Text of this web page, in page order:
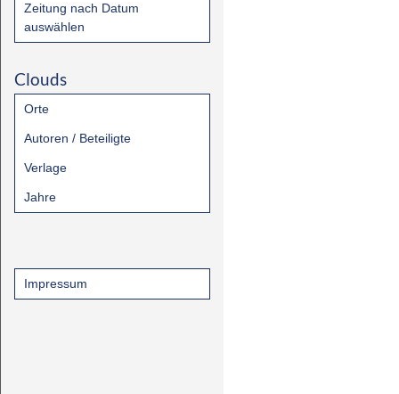
Zeitung nach Datum
auswählen
Clouds
Orte
Autoren / Beteiligte
Verlage
Jahre
Impressum